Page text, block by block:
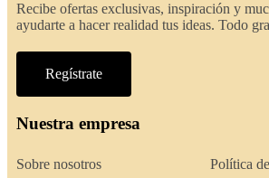
Recibe ofertas exclusivas, inspiración y
ayudarte a hacer realidad tus ideas. Todo
Regístrate
Nuestra empresa
Sobre nosotros
Política